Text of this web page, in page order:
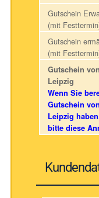
Gutschein
(mit
Gutschein
(mit
Gutschein
Leipzig
Wenn Sie
Gutschein
Leipzig
bitte diese